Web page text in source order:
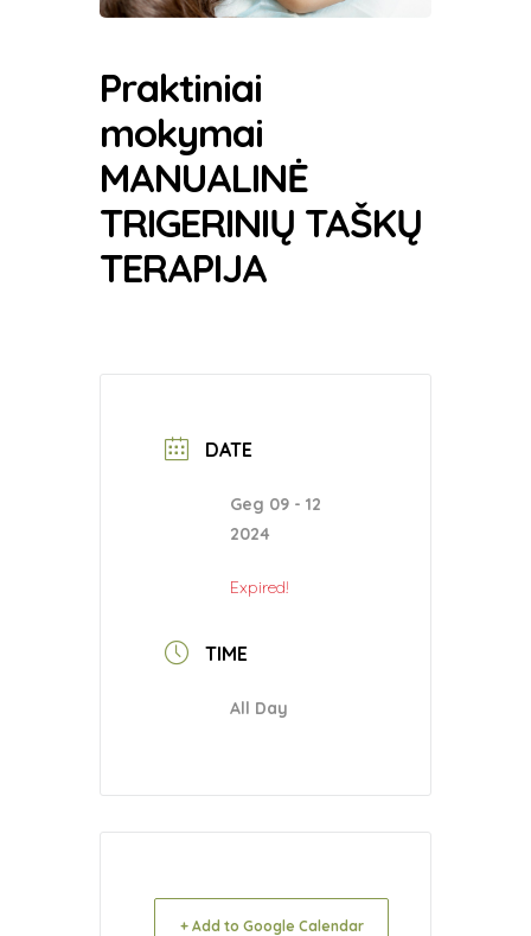
Praktiniai
mokymai
MANUALINĖ
TRIGERINIŲ TAŠKŲ
TERAPIJA
DATE
Geg 09 - 12
2024
Expired!
TIME
All Day
+ Add to Google Calendar